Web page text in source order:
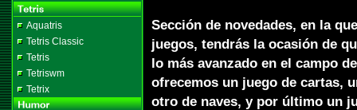
Aquatris
Tetris Classic
Tetris
Tetriswm
Tetrix
Sección de novedades, en la
juegos, tendrás la ocasión de
lo más avanzado en el campo
ofrecemos un juego de cartas,
otro de naves, y por último un